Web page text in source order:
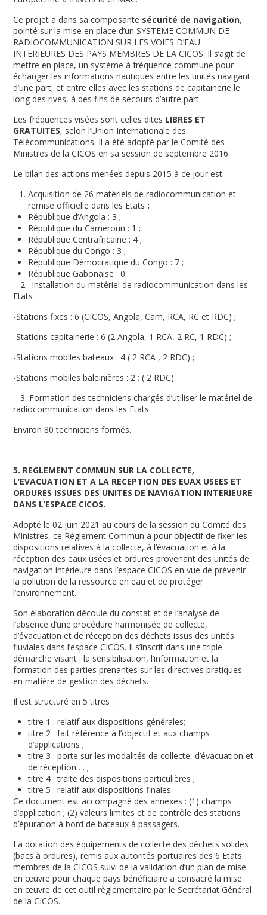
Ce projet a dans sa composante sécurité de navigation,
pointé sur la mise en place d’un SYSTEME COMMUN DE
RADIOCOMMUNICATION SUR LES VOIES D’EAU
INTERIEURES DES PAYS MEMBRES DE LA CICOS. Il s’agit de
mettre en place, un système à fréquence commune pour
échanger les informations nautiques entre les unités navigant
d’une part, et entre elles avec les stations de capitainerie le
long des rives, à des fins de secours d’autre part.
Les fréquences visées sont celles dites LIBRES ET
GRATUITES, selon l’Union Internationale des
Télécommunications. Il a été adopté par le Comité des
Ministres de la CICOS en sa session de septembre 2016.
Le bilan des actions menées depuis 2015 à ce jour est:
Acquisition de 26 matériels de radiocommunication et
remise officielle dans les Etats :
République d’Angola : 3 ;
République du Cameroun : 1 ;
République Centrafricaine : 4 ;
République du Congo : 3 ;
République Démocratique du Congo : 7 ;
République Gabonaise : 0.
2. Installation du matériel de radiocommunication dans les
Etats :
-Stations fixes : 6 (CICOS, Angola, Cam, RCA, RC et RDC) ;
-Stations capitainerie : 6 (2 Angola, 1 RCA, 2 RC, 1 RDC) ;
-Stations mobiles bateaux : 4 ( 2 RCA , 2 RDC) ;
-Stations mobiles baleinières : 2 : ( 2 RDC).
3. Formation des techniciens chargés d’utiliser le matériel de
radiocommunication dans les Etats
Environ 80 techniciens formés.
5. REGLEMENT COMMUN SUR LA COLLECTE,
L’EVACUATION ET A LA RECEPTION DES EUAX USEES ET
ORDURES ISSUES DES UNITES DE NAVIGATION INTERIEURE
DANS L’ESPACE CICOS.
Adopté le 02 juin 2021 au cours de la session du Comité des
Ministres, ce Règlement Commun a pour objectif de fixer les
dispositions relatives à la collecte, à l’évacuation et à la
réception des eaux usées et ordures provenant des unités de
navigation intérieure dans l’espace CICOS en vue de prévenir
la pollution de la ressource en eau et de protéger
l’environnement.
Son élaboration découle du constat et de l’analyse de
l’absence d’une procédure harmonisée de collecte,
d’évacuation et de réception des déchets issus des unités
fluviales dans l’espace CICOS. Il s’inscrit dans une triple
démarche visant : la sensibilisation, l’information et la
formation des parties prenantes sur les directives pratiques
en matière de gestion des déchets.
Il est structuré en 5 titres :
titre 1 : relatif aux dispositions générales;
titre 2 : fait référence à l’objectif et aux champs
d’applications ;
titre 3 : porte sur les modalités de collecte, d’évacuation et
de réception…. ;
titre 4 : traite des dispositions particulières ;
titre 5 : relatif aux dispositions finales.
Ce document est accompagné des annexes : (1) champs
d’application ; (2) valeurs limites et de contrôle des stations
d’épuration à bord de bateaux à passagers.
La dotation des équipements de collecte des déchets solides
(bacs à ordures), remis aux autorités portuaires des 6 Etats
membres de la CICOS suivi de la validation d’un plan de mise
en œuvre pour chaque pays bénéficiaire a consacré la mise
en œuvre de cet outil règlementaire par le Secrétariat Général
de la CICOS.